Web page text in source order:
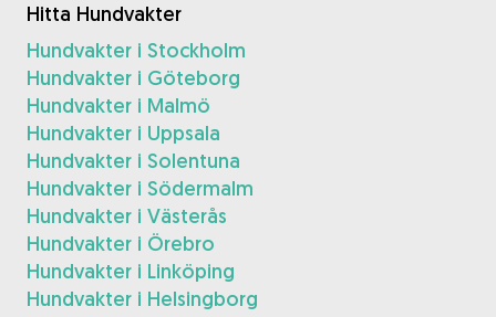
Hitta Hundvakter
Hundvakter i Stockholm
Hundvakter i Göteborg
Hundvakter i Malmö
Hundvakter i Uppsala
Hundvakter i Solentuna
Hundvakter i Södermalm
Hundvakter i Västerås
Hundvakter i Örebro
Hundvakter i Linköping
Hundvakter i Helsingborg